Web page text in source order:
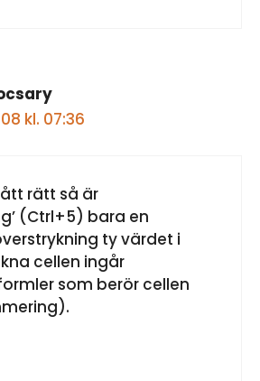
kl. 07:36
rätt så är
(Ctrl+5) bara en
ty värdet i
cellen ingår
som berör cellen